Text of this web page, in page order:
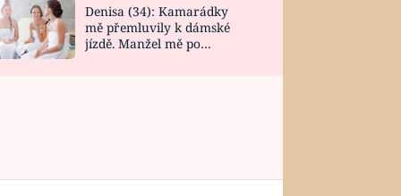
Denisa (34): Kamarádky
mě přemluvily k dámské
jízdě. Manžel mě po